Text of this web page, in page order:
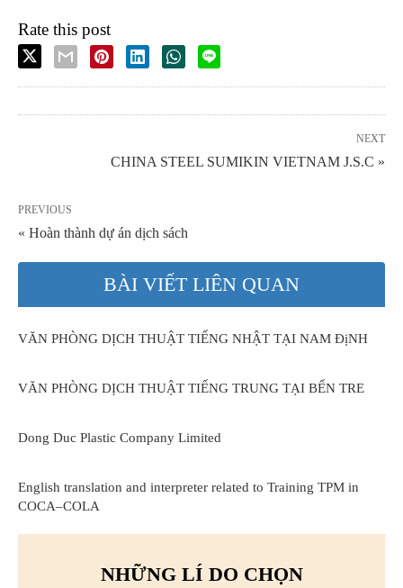
Rate this post
NEXT
CHINA STEEL SUMIKIN VIETNAM J.S.C »
PREVIOUS
« Hoàn thành dự án dịch sách
BÀI VIẾT LIÊN QUAN
VĂN PHÒNG DỊCH THUẬT TIẾNG NHẬT TẠI NAM ĐịNH
VĂN PHÒNG DỊCH THUẬT TIẾNG TRUNG TẠI BẾN TRE
Dong Duc Plastic Company Limited
English translation and interpreter related to Training TPM in
COCA–COLA
NHỮNG LÍ DO CHỌN